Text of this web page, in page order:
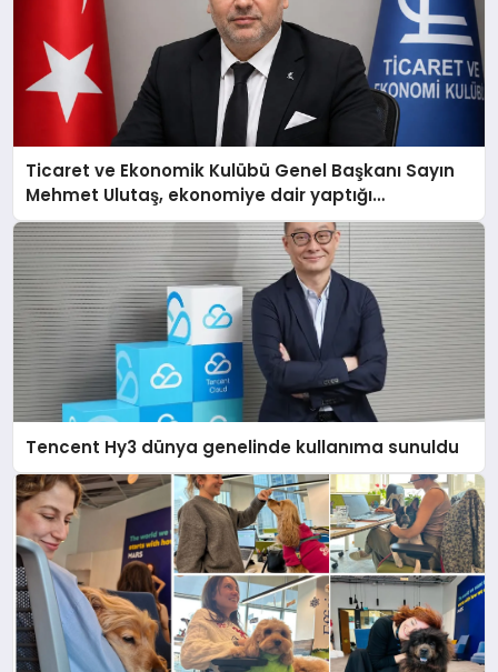
Ticaret ve Ekonomik Kulübü Genel Başkanı Sayın
Mehmet Ulutaş, ekonomiye dair yaptığı
açıklamada şunları kaydetti:
Tencent Hy3 dünya genelinde kullanıma sunuldu